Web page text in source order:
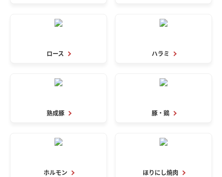
ロース ハラミ
熟成豚 豚・鶏
ホルモン ほりにし焼肉